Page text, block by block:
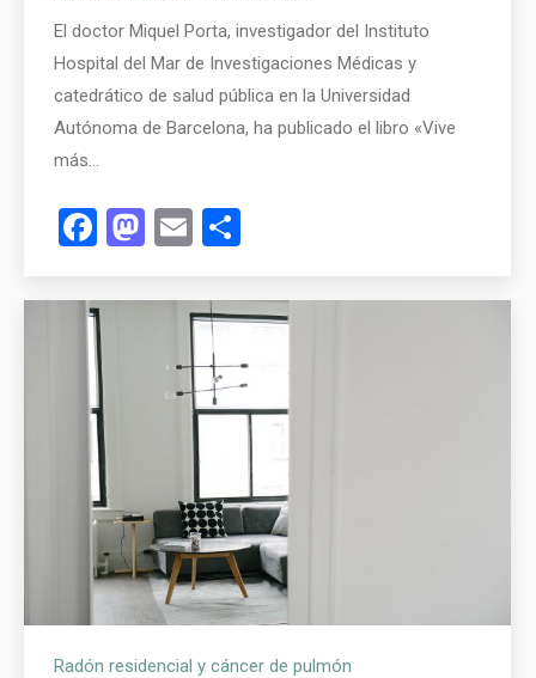
El doctor Miquel Porta, investigador del Instituto
Hospital del Mar de Investigaciones Médicas y
catedrático de salud pública en la Universidad
Autónoma de Barcelona, ha publicado el libro «Vive
más…
Facebook
Mastodon
Email
Radón residencial y cáncer de pulmón